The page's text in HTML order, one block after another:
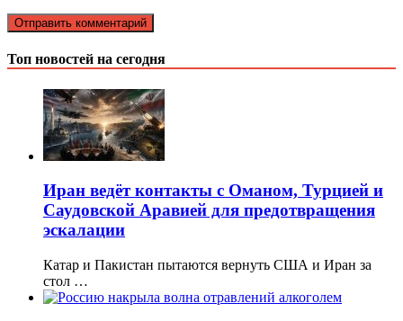
Топ новостей на сегодня
Иран ведёт контакты с Оманом, Турцией и
Саудовской Аравией для предотвращения
эскалации
Катар и Пакистан пытаются вернуть США и Иран за
стол …